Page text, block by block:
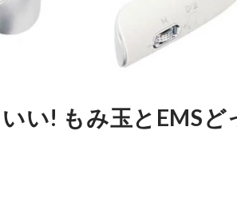
い! もみ玉とEMSど